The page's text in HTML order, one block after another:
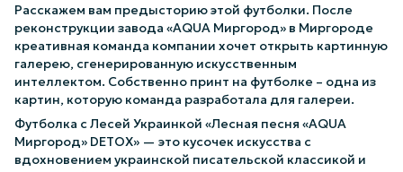
Расскажем вам предысторию этой футболки. После
реконструкции завода «AQUA Миргород» в Миргороде
креативная команда компании хочет открыть картинную
галерею, сгенерированную искусственным
интеллектом. Собственно принт на футболке – одна из
картин, которую команда разработала для галереи.
Футболка с Лесей Украинкой «Лесная песня «AQUA
Миргород» DETOX» — это кусочек искусства с
вдохновением украинской писательской классикой и